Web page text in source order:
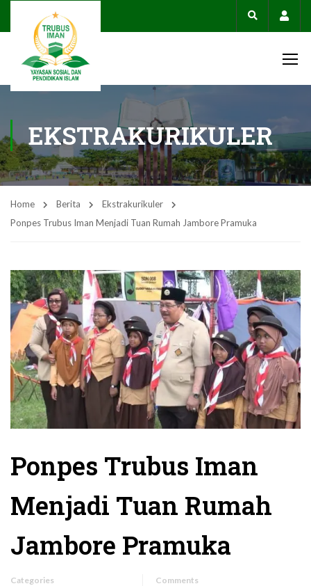
EKSTRAKURIKULER
Home Berita
Ekstrakurikuler
Ponpes Trubus Iman Menjadi Tuan Rumah Jambore Pramuka
Ponpes Trubus Iman
Menjadi Tuan Rumah
Jambore Pramuka
Categories
Comments